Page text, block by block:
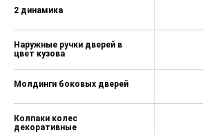
2 динамика
Наружные ручки дверей в
цвет кузова
Молдинги боковых дверей
Колпаки колес
декоративные